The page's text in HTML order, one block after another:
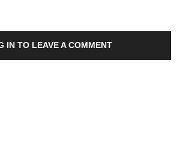
IN TO LEAVE A COMMENT